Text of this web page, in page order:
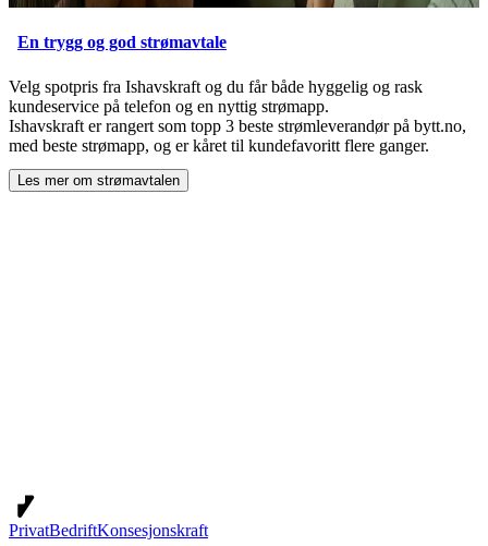
En trygg og god strømavtale
Velg spotpris fra Ishavskraft og du får både hyggelig og rask
kundeservice på telefon og en nyttig strømapp.
Ishavskraft er rangert som topp 3 beste strømleverandør på bytt.no,
med beste strømapp, og er kåret til kundefavoritt flere ganger.
Les mer om strømavtalen
ved å åpneEn trygg og god strømavtale
PrivatBedriftKonsesjonskraft